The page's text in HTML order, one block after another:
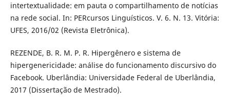
intertextualidade: em pauta o compartilhamento de notícias
na rede social. In: PERcursos Linguísticos. V. 6. N. 13. Vitória:
UFES, 2016/02 (Revista Eletrônica).
REZENDE, B. R. M. P. R. Hipergênero e sistema de
hipergenericidade: análise do funcionamento discursivo do
Facebook. Uberlândia: Universidade Federal de Uberlândia,
2017 (Dissertação de Mestrado).